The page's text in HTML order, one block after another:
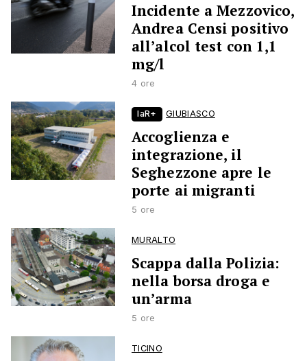
Incidente a Mezzovico,
Andrea Censi positivo
all’alcol test con 1,1
mg/l
4 ore
laR+ GIUBIASCO
Accoglienza e
integrazione, il
Seghezzone apre le
porte ai migranti
5 ore
MURALTO
Scappa dalla Polizia:
nella borsa droga e
un’arma
5 ore
TICINO